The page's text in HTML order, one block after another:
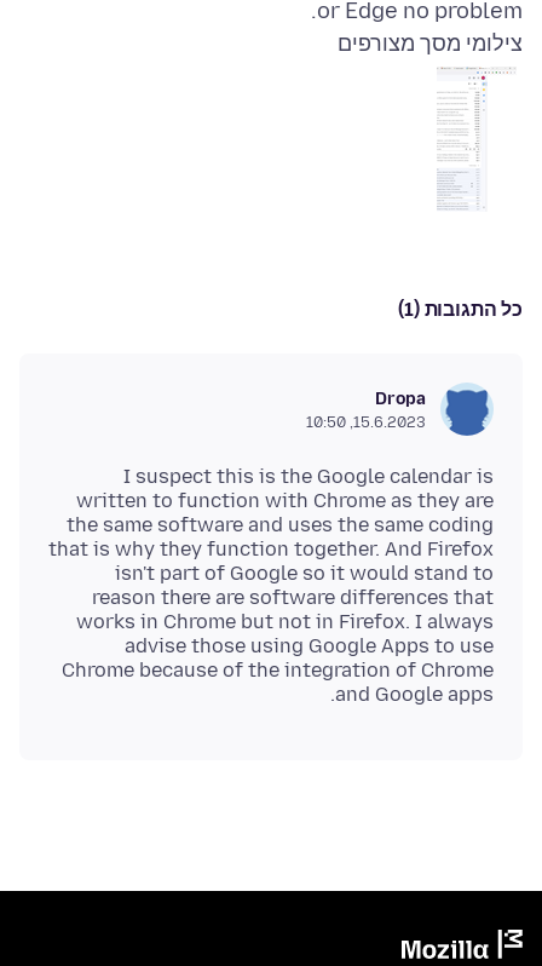
or Edge no problem.
צילומי מסך מצורפים
כל התגובות (1)
Dropa
15.6.2023, 10:50
I suspect this is the Google calendar is
written to function with Chrome as they are
the same software and uses the same coding
that is why they function together. And Firefox
isn't part of Google so it would stand to
reason there are software differences that
works in Chrome but not in Firefox. I always
advise those using Google Apps to use
Chrome because of the integration of Chrome
and Google apps.